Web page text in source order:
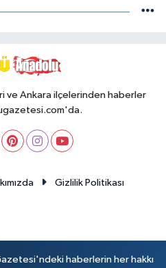
ve Ankara ilçelerinden haberler
Gizlilik Politikası
haberlerin her hakkı